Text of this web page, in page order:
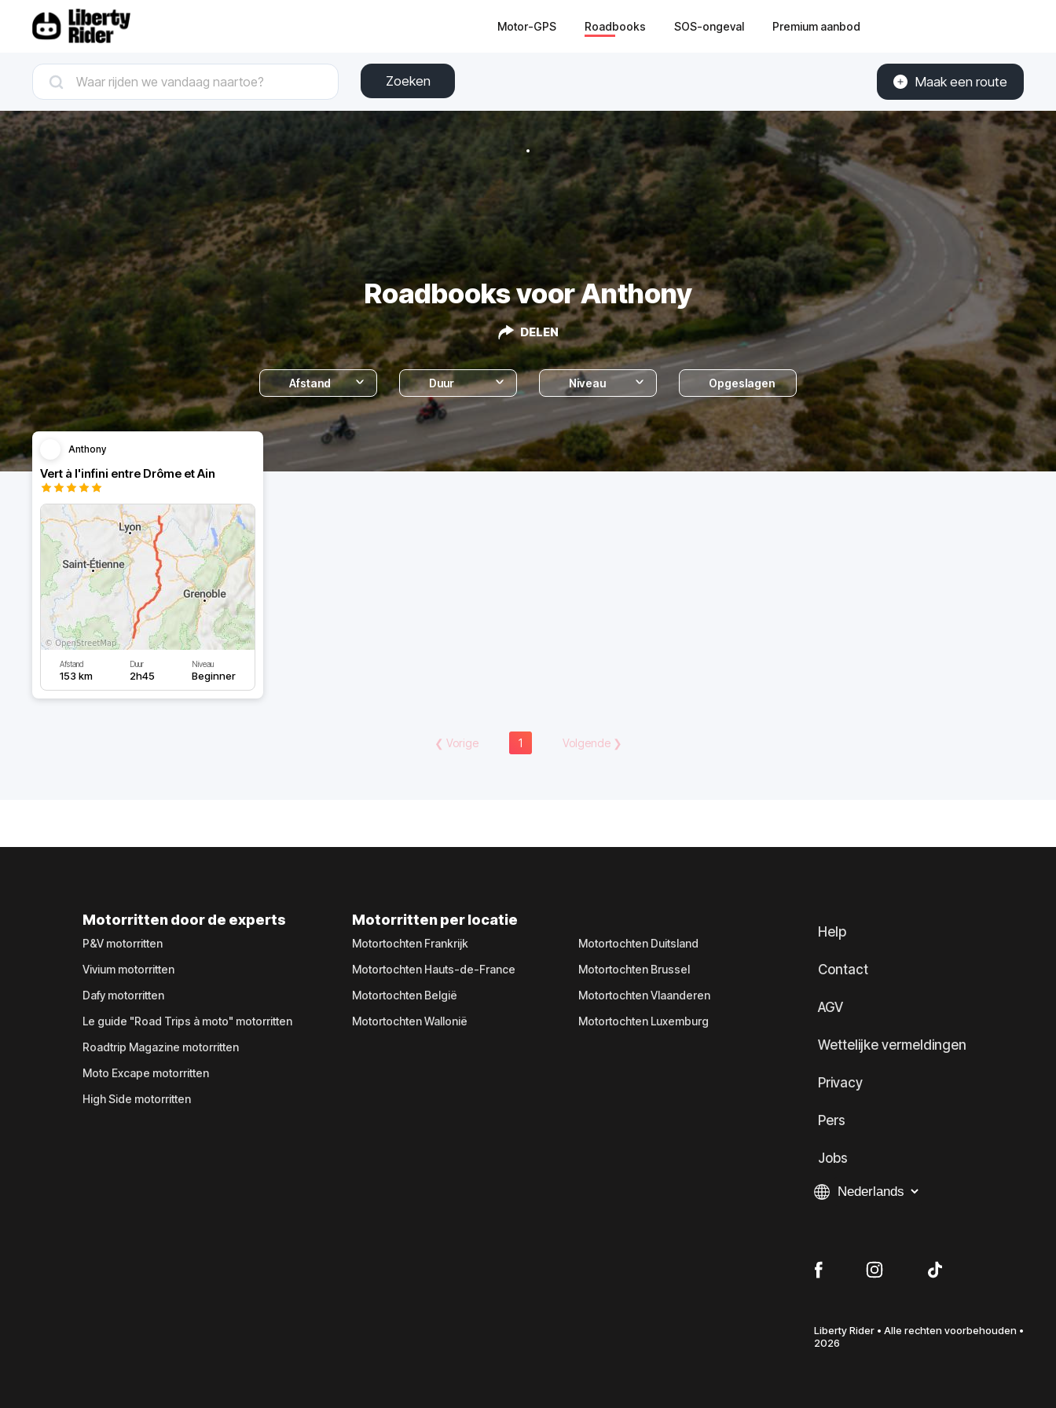
Motor-GPS Roadbooks SOS-ongeval Premium aanbod
Zoeken Maak een route
Roadbooks voor Anthony
DELEN
Afstand Duur Niveau Opgeslagen
Anthony
Vert à l'infini entre Drôme et Ain
Afstand
153 km
Duur
2h45
Niveau
Beginner
❮ Vorige 1 Volgende❯
Motorritten door de experts
P&V motorritten
Vivium motorritten
Dafy motorritten
Le guide "Road Trips à moto" motorritten
Roadtrip Magazine motorritten
Moto Excape motorritten
High Side motorritten
Motorritten per locatie
Motortochten Frankrijk
Motortochten Hauts-de-France
Motortochten België
Motortochten Wallonië
Motortochten Duitsland
Motortochten Brussel
Motortochten Vlaanderen
Motortochten Luxemburg
Help
Contact
AGV
Wettelijke vermeldingen
Privacy
Pers
Jobs
Liberty Rider • Alle rechten voorbehouden •
2026